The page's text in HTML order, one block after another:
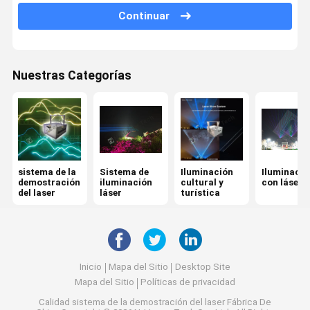
Luz láser de club
Luz láser de 80W
Luz láser de alta potencia
Continuar
Nuestras Categorías
sistema de la
demostración
del laser
Sistema de
iluminación
láser
Iluminación
cultural y
turística
con láser
Inicio Mapa del Sitio
Desktop Site
Mapa del Sitio
Políticas de privacidad
Calidad sistema de la demostración del laser Fábrica De